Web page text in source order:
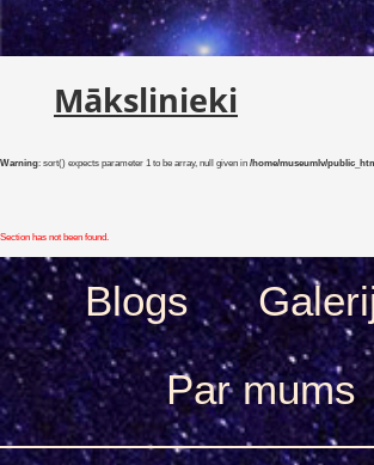
Mākslinieki
Warning: sort() expects parameter 1 to be array, null given in /home/museumlv/
Section has not been found.
Blogs
Par mums